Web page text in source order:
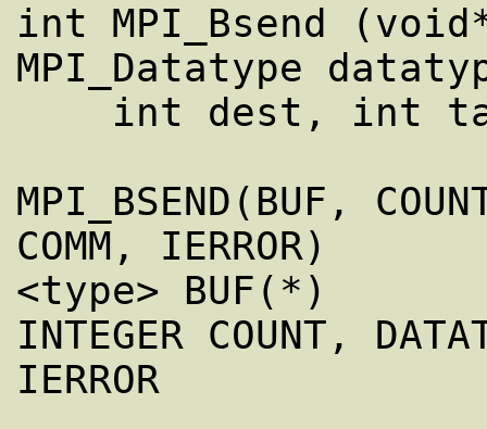
int MPI_Bsend
MPI_Datatype
MPI_BSEND(BUF,
COMM, IERROR)
<type> BUF(*)
INTEGER COUNT,
IERROR